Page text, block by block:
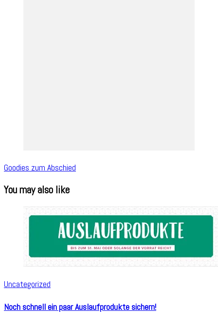
Goodies zum Abschied
You may also like
Uncategorized
Noch schnell ein paar Auslaufprodukte sichern!